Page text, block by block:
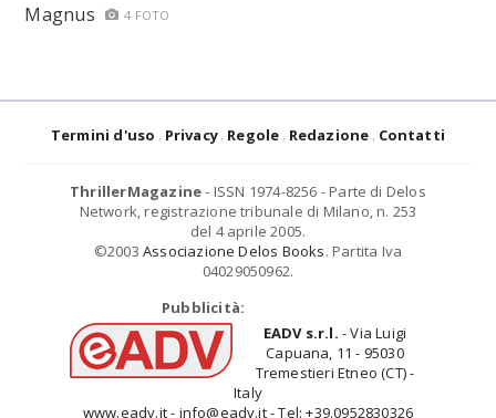
Magnus 4 FOTO
Termini d'uso Privacy Regole Redazione Contatti
ThrillerMagazine- ISSN 1974-8256 - Parte di Delos
Network, registrazione tribunale di Milano, n. 253
del 4 aprile 2005.
©2003 Associazione Delos Books. Partita Iva
04029050962.
Pubblicità:
EADV s.r.l. - Via Luigi
Capuana, 11 - 95030
Tremestieri Etneo (CT) -
Italy
www.eadv.it - info@eadv.it - Tel: +39.0952830326